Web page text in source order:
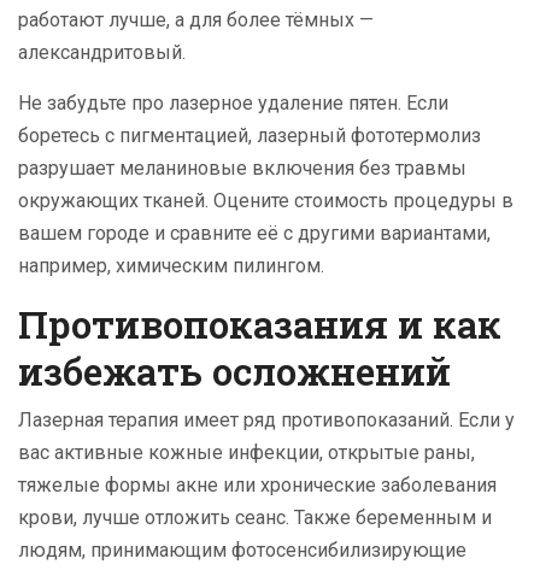
работают лучше, а для более тёмных —
александритовый.
Не забудьте про лазерное удаление пятен. Если
боретесь с пигментацией, лазерный фототермолиз
разрушает меланиновые включения без травмы
окружающих тканей. Оцените стоимость процедуры в
вашем городе и сравните её с другими вариантами,
например, химическим пилингом.
Противопоказания и как
избежать осложнений
Лазерная терапия имеет ряд противопоказаний. Если у
вас активные кожные инфекции, открытые раны,
тяжелые формы акне или хронические заболевания
крови, лучше отложить сеанс. Также беременным и
людям, принимающим фотосенсибилизирующие